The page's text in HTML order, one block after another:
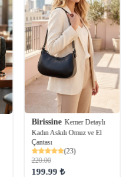
Birissine Kemer Detaylı
Kadın Askılı Omuz ve El
Çantası
(23)
220.00
199.99 ₺